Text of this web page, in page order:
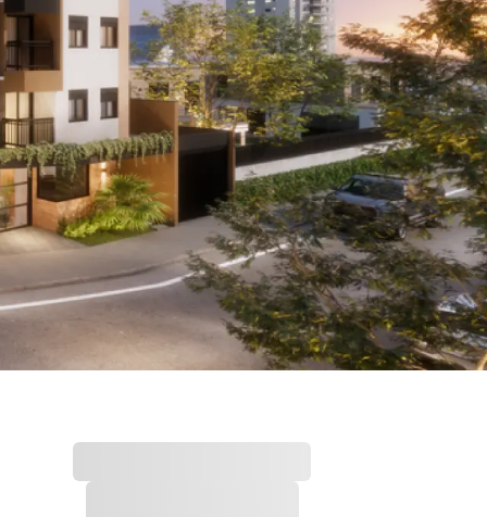
Correção do INCC
Simulador de Financiamento
Encontre um corretor